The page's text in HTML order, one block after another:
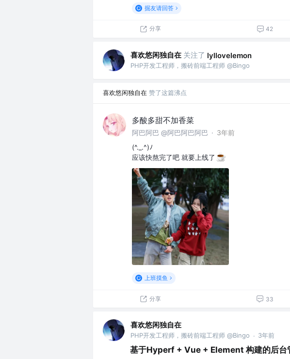
掘友请回答
分享 42
喜欢悠闲独自在 关注了 lyllovelemon
PHP开发工程师，搬砖前端工程师 @Bingo
喜欢悠闲独自在 赞了这篇沸点
多酸多甜不加香菜
阿巴阿巴 @阿巴阿巴阿巴 · 3年前
(^._.^)ﾉ
应该快熬完了吧 就要上线了
上班摸鱼
分享 33
喜欢悠闲独自在
PHP开发工程师，搬砖前端工程师 @Bingo · 3年前
基于Hyperf + Vue + Element 构建的后台